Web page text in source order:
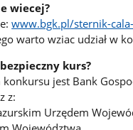
wiecej?
www.bgk.pl/sternik-
warto wziac udział w
kurs?
jest Bank
z:
Urzędem